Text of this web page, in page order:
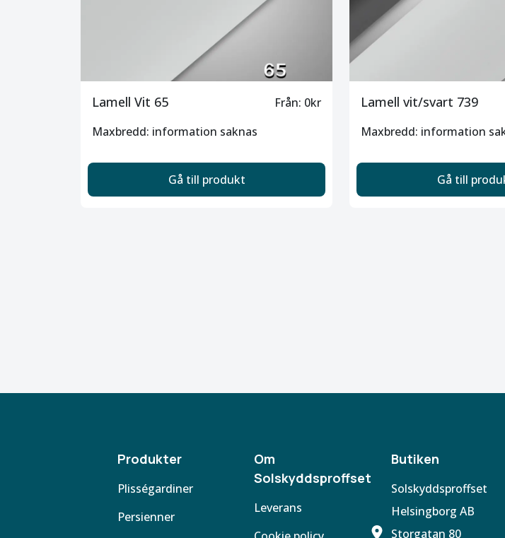
Lamell Vit 65
Från: 0kr
Maxbredd: information saknas
Gå till produkt
Lamell vit/svart 739
Maxbredd: information
Gå till
Produkter
Plisségardiner
Persienner
Om
Solskyddsproffset
Leverans
Butiken
Solskyddsproffset
Helsingborg AB
Storgatan 80